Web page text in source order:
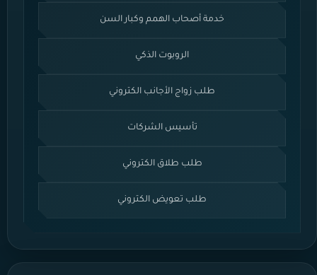
خدمة أصحاب الهمم وكبار السن
الروبوت الذكي
طلب زواج الأجانب الكتروني
تأسيس الشركات
طلب طلاق الكتروني
طلب تعويض الكتروني